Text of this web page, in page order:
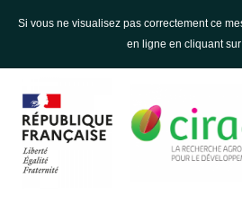
Si vous ne visualisez pas correctement ce
en ligne en cliquant sur